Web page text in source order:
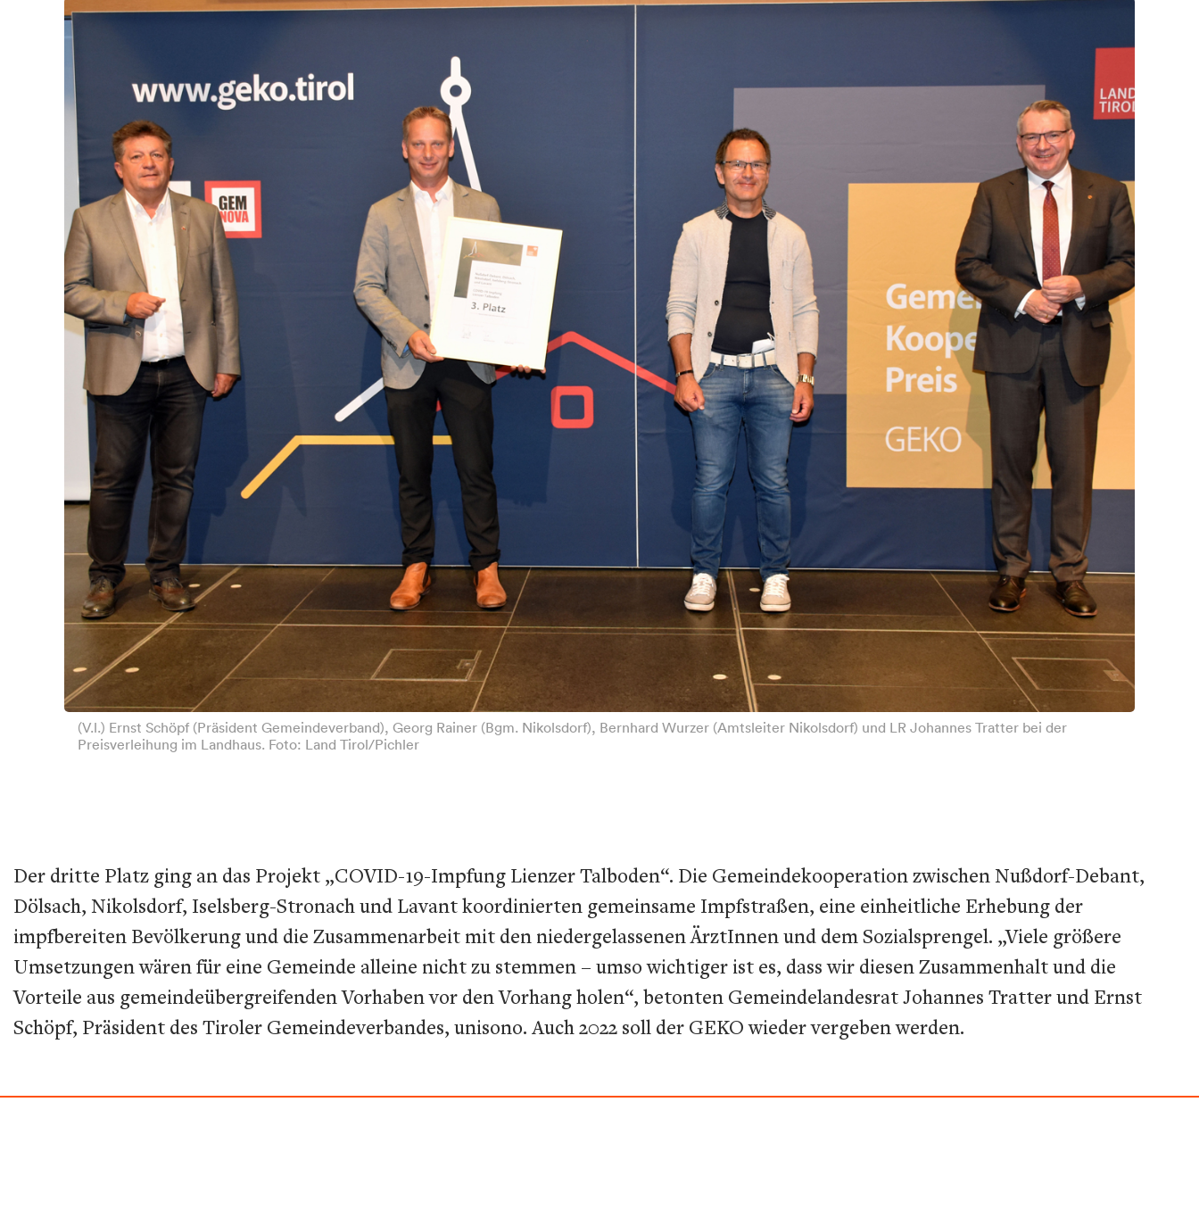
(V.l.) Ernst Schöpf (Präsident Gemeindeverband), Georg Rainer (Bgm. Nikolsdorf), Bernhard Wurzer (Amtsleiter Nikolsdorf) und LR Johannes Tratter bei der
Preisverleihung im Landhaus. Foto: Land Tirol/Pichler
Der dritte Platz ging an das Projekt „COVID-19-Impfung Lienzer Talboden“. Die Gemeindekooperation zwischen Nußdorf-Debant,
Dölsach, Nikolsdorf, Iselsberg-Stronach und Lavant koordinierten gemeinsame Impfstraßen, eine einheitliche Erhebung der
impfbereiten Bevölkerung und die Zusammenarbeit mit den niedergelassenen ÄrztInnen und dem Sozialsprengel. „Viele größere
Umsetzungen wären für eine Gemeinde alleine nicht zu stemmen – umso wichtiger ist es, dass wir diesen Zusammenhalt und die
Vorteile aus gemeindeübergreifenden Vorhaben vor den Vorhang holen“, betonten Gemeindelandesrat Johannes Tratter und Ernst
Schöpf, Präsident des Tiroler Gemeindeverbandes, unisono. Auch 2022 soll der GEKO wieder vergeben werden.